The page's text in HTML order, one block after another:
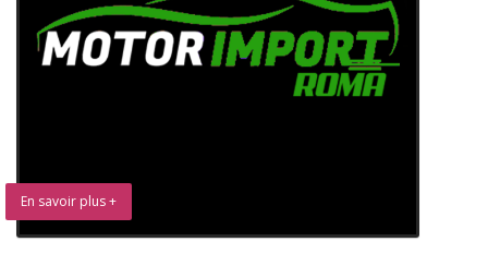
En savoir plus +